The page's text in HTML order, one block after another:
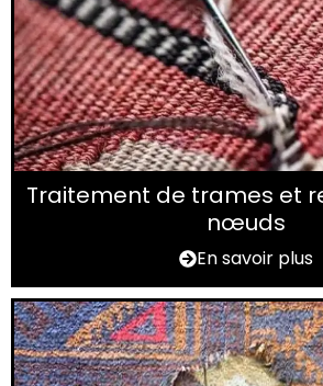
Traitement de trames et
nœuds
En savoir plus